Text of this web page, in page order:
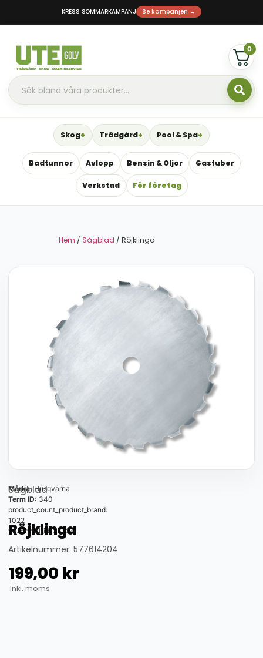
KRESS SOMMARKAMPANJ Se kampanjen →
0
Skog Trädgård Pool & Spa
Badtunnor Avlopp Bensin & Oljor Gastuber
Verkstad För företag
Hem / Sågblad / Röjklinga
Sågblad
Marka:Husqvarna
Term ID: 340
product_count_product_brand:
1022
thumbnail_id: 25324
Röjklinga
Artikelnummer: 577614204
199,00 kr
Inkl. moms